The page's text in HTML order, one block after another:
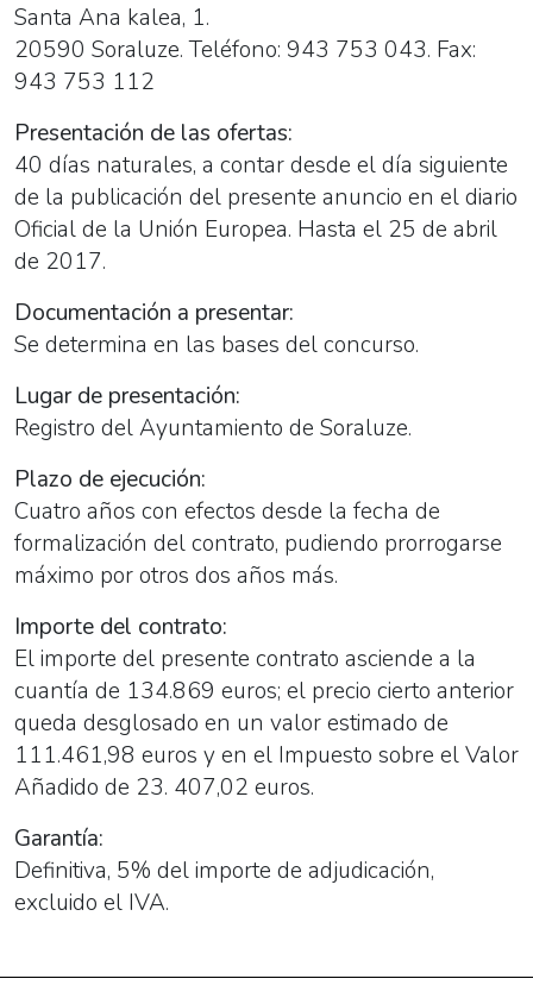
Santa Ana kalea, 1.
20590 Soraluze. Teléfono: 943 753 043. Fax:
943 753 112
Presentación de las ofertas:
40 días naturales, a contar desde el día siguiente
de la publicación del presente anuncio en el diario
Oficial de la Unión Europea. Hasta el 25 de abril
de 2017.
Documentación a presentar:
Se determina en las bases del concurso.
Lugar de presentación:
Registro del Ayuntamiento de Soraluze.
Plazo de ejecución:
Cuatro años con efectos desde la fecha de
formalización del contrato, pudiendo prorrogarse
máximo por otros dos años más.
Importe del contrato:
El importe del presente contrato asciende a la
cuantía de 134.869 euros; el precio cierto anterior
queda desglosado en un valor estimado de
111.461,98 euros y en el Impuesto sobre el Valor
Añadido de 23. 407,02 euros.
Garantía:
Definitiva, 5% del importe de adjudicación,
excluido el IVA.